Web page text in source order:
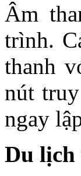
Âm
trình.
thanh
nút
ngay
Du lịch